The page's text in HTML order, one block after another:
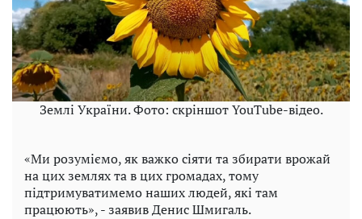
Землі України. Фото: скріншот YouTube-відео.
«Ми розуміємо, як важко сіяти та збирати врожай
на цих землях та в цих громадах, тому
підтримуватимемо наших людей, які там
працюють», - заявив Денис Шмигаль.